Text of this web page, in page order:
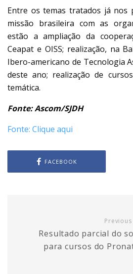
Entre os temas tratados já nos
missão brasileira com as
estão a ampliação da
Ceapat e OISS; realização, na
Ibero-americano de Tecnologia
deste ano; realização de
temática.
Fonte: Ascom/SJDH
Fonte: Clique aqui
FACEBOOK
Previous
Resultado parcial do
para cursos do